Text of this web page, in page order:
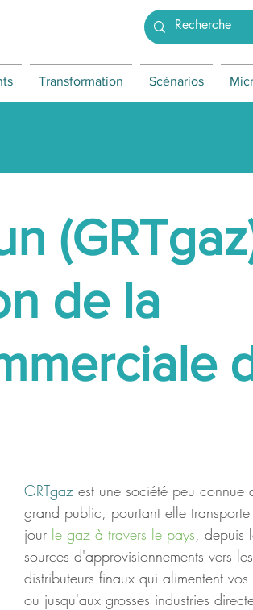
Transformation Scénarios
de la
GRTgaz est une société peu connue
grand public, pourtant elle
jour le gaz à travers le pays, depuis
sources d'approvisionnements vers les
distributeurs finaux qui alimentent vos
ou jusqu'aux grosses industries